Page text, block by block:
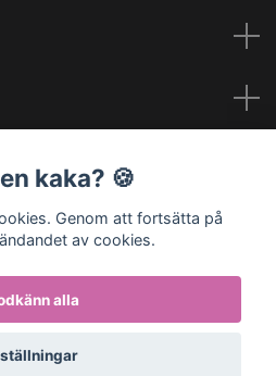
och barnkläder
kaka? 🍪
Genom att fortsätta på
av cookies.
alla